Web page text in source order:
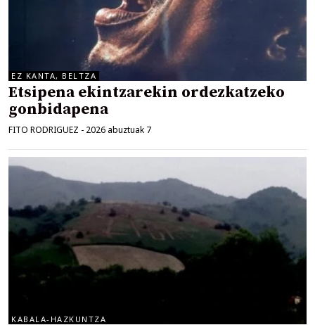
EZ KANTA, BELTZA
Etsipena ekintzarekin ordezkatzeko
gonbidapena
FITO RODRIGUEZ - 2026 abuztuak 7
KABALA-HAZKUNTZA